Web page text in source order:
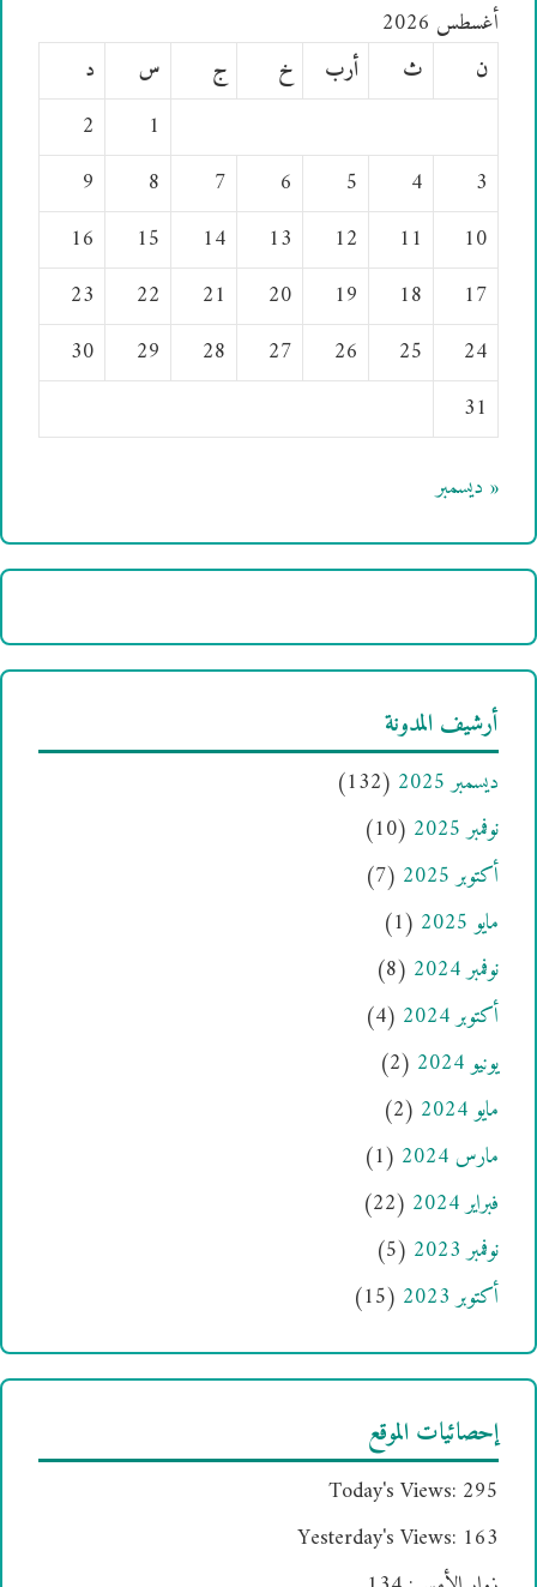
أغسطس 2026
ن
ث أرب خ ج س
د
1
2
3
4
5
6
7
8
9
10
11
12
13
14
15
16
17
18
19
20
21
22
23
24
25
26
27
28
29
30
31
« ديسمبر
أرشيف المدونة
ديسمبر 2025
(132)
نوفمبر 2025
(10)
أكتوبر 2025
(7)
مايو 2025
(1)
نوفمبر 2024
(8)
أكتوبر 2024
(4)
يونيو 2024
(2)
مايو 2024
(2)
مارس 2024
(1)
فبراير 2024
(22)
نوفمبر 2023
(5)
أكتوبر 2023
(15)
إحصائيات الموقع
Today's Views: 295
Yesterday's Views: 163